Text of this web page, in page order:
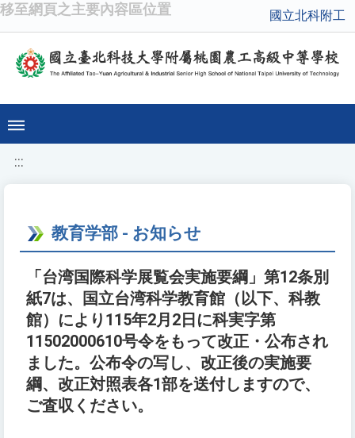
移至網頁之主要內容區位置 國立北科附工
:::
教育学部 - お知らせ
「台湾国際科学展覧会実施要綱」第12条別
紙7は、国立台湾科学教育館（以下、科教
館）により115年2月2日に科実字第
11502000610号令をもって改正・公布され
ました。公布令の写し、改正後の実施要
綱、改正対照表各1部を送付しますので、
ご査収ください。